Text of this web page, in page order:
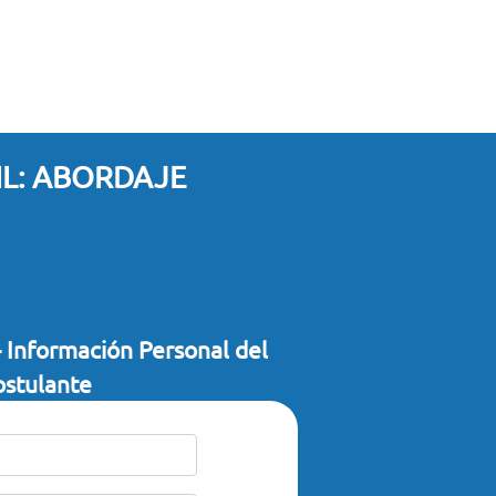
ABORDAJE
Información Personal del